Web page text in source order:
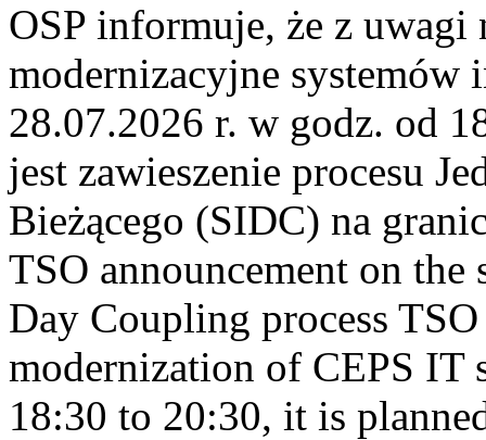
OSP informuje, że z uwagi
modernizacyjne
28.07.2026 r. w godz. od
jest zawieszenie procesu
Bieżącego (SIDC) na
TSO announcement on
Day Coupling process
modernization of CEPS IT
18:30 to 20:30, it is